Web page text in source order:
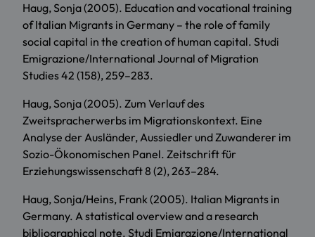
Haug, Sonja (2005). Education and vocational training
of Italian Migrants in Germany – the role of family
social capital in the creation of human capital. Studi
Emigrazione/International Journal of Migration
Studies 42 (158), 259–283.
Haug, Sonja (2005). Zum Verlauf des
Zweitspracherwerbs im Migrationskontext. Eine
Analyse der Ausländer, Aussiedler und Zuwanderer im
Sozio-Ökonomischen Panel. Zeitschrift für
Erziehungswissenschaft 8 (2), 263–284.
Haug, Sonja/Heins, Frank (2005). Italian Migrants in
Germany. A statistical overview and a research
bibliographical note. Studi Emigrazione/International